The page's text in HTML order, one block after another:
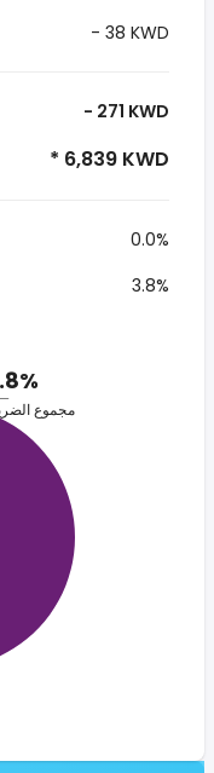
- 38 KWD
- 271 KWD
* 6,839 KWD
0.0%
3.8%
مجموع